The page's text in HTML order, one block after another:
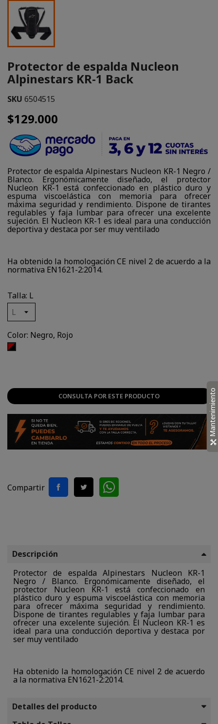
Protector de espalda Nucleon
Alpinestars KR-1 Back
SKU 6504515
$129.000
Protector de espalda Alpinestars Nucleon KR-1 Negro /
Blanco. Ergonómicamente diseñado, el protector
Nucleon KR-1 está confeccionado en plástico duro y
espuma viscoelástica con memoria para ofrecer
máxima seguridad y rendimiento. Dispone de tirantes
regulables y faja lumbar para ofrecer una excelente
sujeción. El Nucleon KR-1 es ideal para una conducción
deportiva y destaca por ser muy ventilado
Ha obtenido la homologación CE nivel 2 de acuerdo a la
normativa EN1621-2:2014.
Talla: L
Color: Negro, Rojo
Negro,
CONSULTA POR ESTE PRODUCTO
Compartir
Descripción
Protector de espalda Alpinestars Nucleon KR-1
Negro / Blanco. Ergonómicamente diseñado, el
protector Nucleon KR-1 está confeccionado en
plástico duro y espuma viscoelástica con memoria
para ofrecer máxima seguridad y rendimiento.
Dispone de tirantes regulables y faja lumbar para
ofrecer una excelente sujeción. El Nucleon KR-1 es
ideal para una conducción deportiva y destaca por
ser muy ventilado
Ha obtenido la homologación CE nivel 2 de acuerdo
a la normativa EN1621-2:2014.
Detalles del producto
Mantenimiento